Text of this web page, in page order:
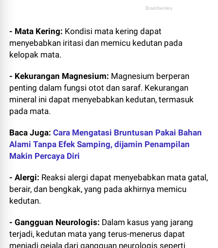
- Mata Kering: Kondisi mata kering dapat
menyebabkan iritasi dan memicu kedutan pada
kelopak mata.
- Kekurangan Magnesium: Magnesium berperan
penting dalam fungsi otot dan saraf. Kekurangan
mineral ini dapat menyebabkan kedutan, termasuk
pada mata.
Baca Juga:Cara Mengatasi Bruntusan Pakai Bahan
Alami Tanpa Efek Samping, dijamin Penampilan
Makin Percaya Diri
- Alergi: Reaksi alergi dapat menyebabkan mata gatal,
berair, dan bengkak, yang pada akhirnya memicu
kedutan.
- Gangguan Neurologis: Dalam kasus yang jarang
terjadi, kedutan mata yang terus-menerus dapat
menjadi gejala dari gangguan neurologis seperti